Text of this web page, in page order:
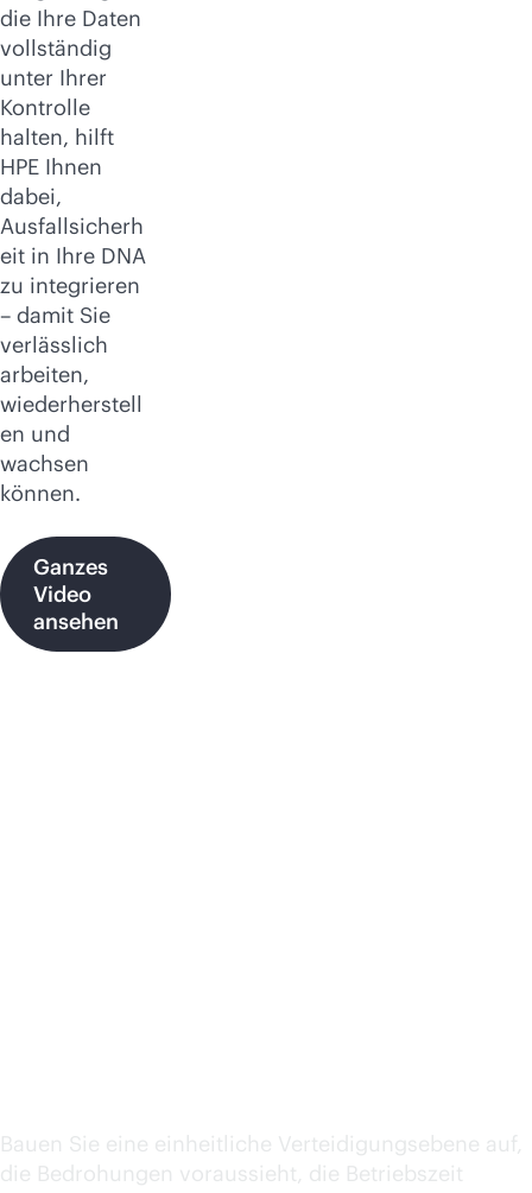
die Ihre Daten
vollständig
unter Ihrer
Kontrolle
halten, hilft
HPE Ihnen
dabei,
Ausfallsicherh
eit in Ihre DNA
zu integrieren
– damit Sie
verlässlich
arbeiten,
wiederherstell
en und
wachsen
können.
Ganzes
Video
ansehen
Bauen Sie eine einheitliche Verteidigungsebene auf,
die Bedrohungen voraussieht, die Betriebszeit